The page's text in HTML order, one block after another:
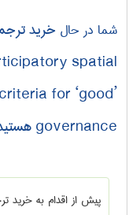
شما در حال
spatial
for ‘good’
governance هستید
پیش از اقدام به خرید